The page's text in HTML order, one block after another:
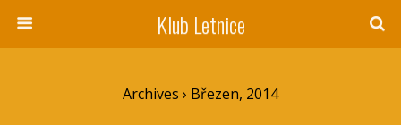
Klub Letnice
Archives › Březen, 2014